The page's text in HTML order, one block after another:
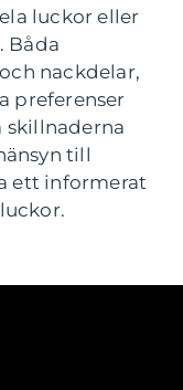
luckor eller
Båda
nackdelar,
preferenser
skillnaderna
till
ett informerat